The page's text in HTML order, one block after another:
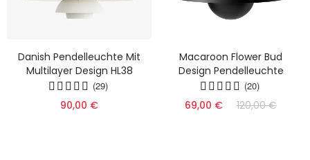
Danish Pendelleuchte Mit
Multilayer Design HL38
(29)
90,00 €
Macaroon Flower Bud
Design Pendelleuchte
(20)
69,00 € 120,00 €